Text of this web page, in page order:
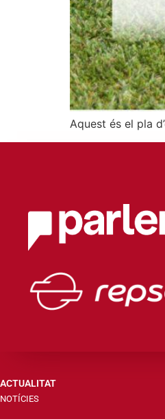
Aquest és el pla
ACTUALITAT
NOTÍCIES